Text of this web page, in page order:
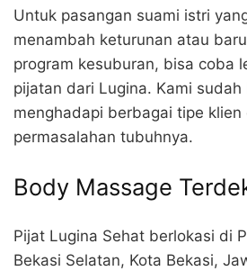
Untuk pasangan suami istri
menambah keturunan atau
program kesuburan, bisa coba
pijatan dari Lugina. Kami sudah
menghadapi berbagai tipe klien
permasalahan tubuhnya.
Body Massage
Pijat Lugina Sehat berlokasi di
Bekasi Selatan, Kota Bekasi,